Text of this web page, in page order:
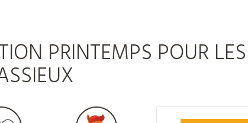
PRINTEMPS POUR